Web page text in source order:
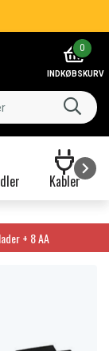
0
INDKØBSKURV
Kabler
+ 8 AA